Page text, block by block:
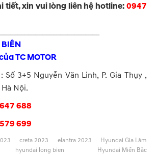
tiết, xin vui lòng liên hệ hotline: 0947
BIÊN
TC MOTOR
Số 3+5 Nguyễn Văn Linh, P. Gia Thụy ,
Nội.
688
699
creta 2023 elantra 2023
Hyundai Gia Lâm
hyundai long bien
Hyundai Miền Bắc